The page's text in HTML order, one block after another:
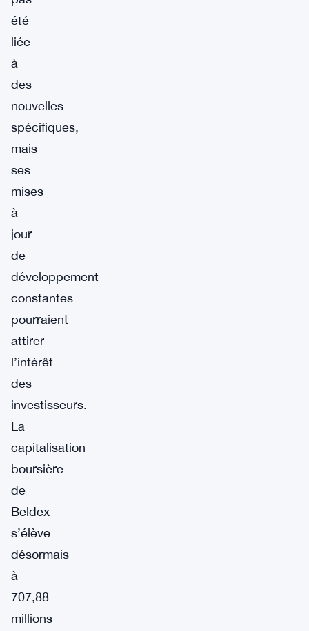
été
liée
à
des
nouvelles
spécifiques,
mais
ses
mises
à
jour
de
développement
constantes
pourraient
attirer
l’intérêt
des
investisseurs.
La
capitalisation
boursière
de
Beldex
s’élève
désormais
à
707,88
millions